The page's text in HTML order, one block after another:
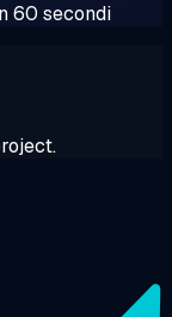
60 secondi